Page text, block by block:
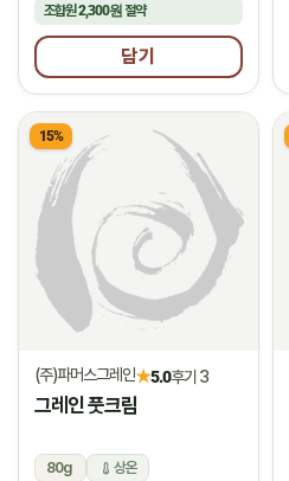
조합원2,300원 절약
담기
15%
(주)파머스그레인★5.0후기 3
그레인 풋크림
80g 상온